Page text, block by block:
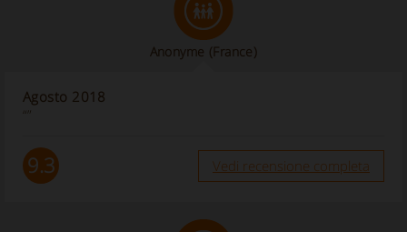
Anonyme (France)
Agosto 2018
“”
9.3 Vedi recensione completa